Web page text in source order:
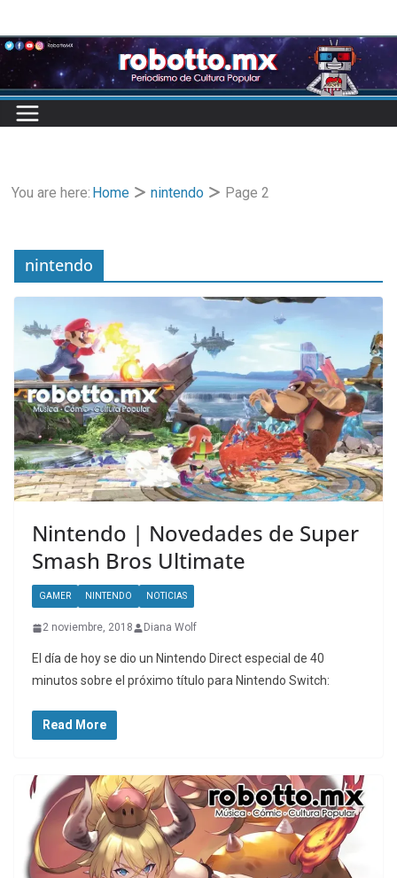
to
content
You are here: Home nintendo Page 2
nintendo
Nintendo | Novedades de Super
Smash Bros Ultimate
GAMER NINTENDO NOTICIAS
2 noviembre, 2018 Diana Wolf
El día de hoy se dio un Nintendo Direct especial de 40
minutos sobre el próximo título para Nintendo Switch:
Read More